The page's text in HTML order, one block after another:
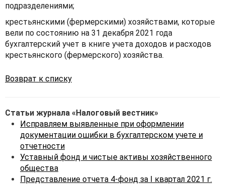
подразделениями;
крестьянскими (фермерскими) хозяйствами, которые
вели по состоянию на 31 декабря 2021 года
бухгалтерский учет в книге учета доходов и расходов
крестьянского (фермерского) хозяйства.
Возврат к списку
Статьи журнала «Налоговый вестник»
Исправляем выявленные при оформлении
документации ошибки в бухгалтерском учете и
отчетности
Уставный фонд и чистые активы хозяйственного
общества
Представление отчета 4-фонд за I квартал 2021 г.